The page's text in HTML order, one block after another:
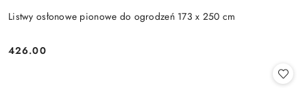
Listwy osłonowe pionowe do ogrodzeń 173 x 250 cm
Cena:
426.00